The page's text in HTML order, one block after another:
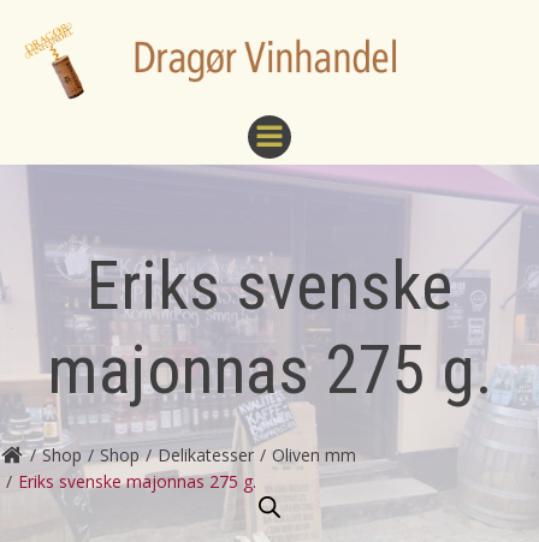
indhold
Eriks svenske
majonnas 275 g.
Shop Shop Delikatesser
Oliven mm
Eriks svenske majonnas 275 g.